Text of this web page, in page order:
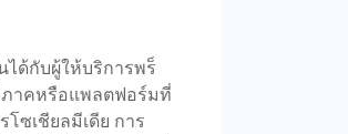
ได้กับผู้ให้บริการพร็
าคหรือแพลตฟอร์มที่
ซเชียลมีเดีย การ